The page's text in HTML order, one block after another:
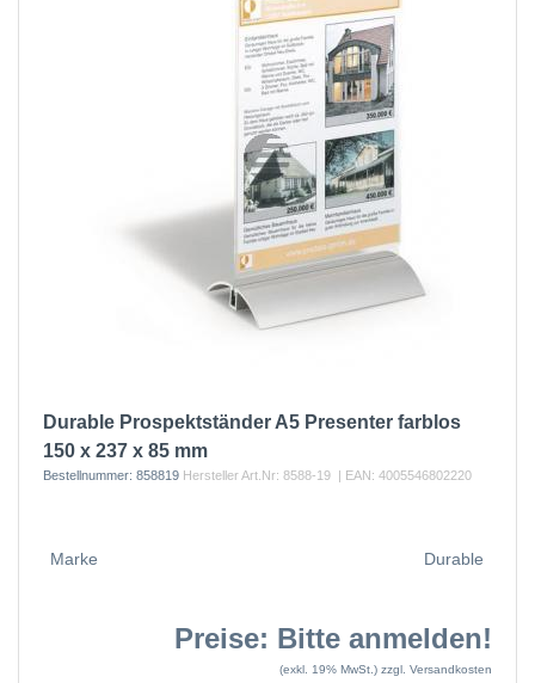
Durable Prospektständer A5 Presenter farblos
150 x 237 x 85 mm
Bestellnummer: 858819 Hersteller Art.Nr: 8588-19 | EAN: 4005546802220
Marke Durable
Preise: Bitte anmelden!
(exkl. 19% MwSt.) zzgl. Versandkosten